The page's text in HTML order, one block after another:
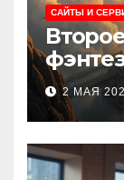
САЙТЫ И
2 МАЯ